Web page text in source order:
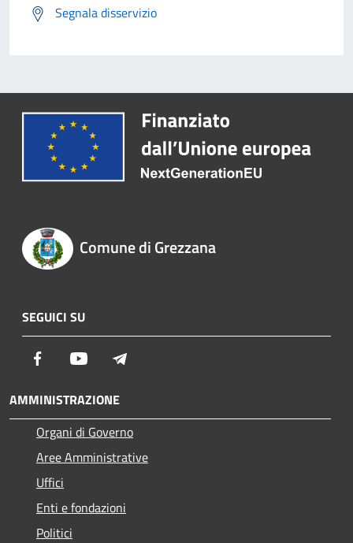
Segnala disservizio
Comune di Grezzana
SEGUICI SU
Facebook Youtube
AMMINISTRAZIONE
Organi di Governo
Aree Amministrative
Uffici
Enti e fondazioni
Politici